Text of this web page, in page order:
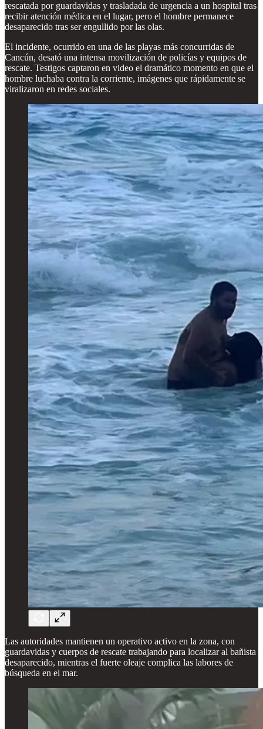
rescatada por guardavidas y trasladada de urgencia a un hospital tras
recibir atención médica en el lugar, pero el hombre permanece
desaparecido tras ser engullido por las olas.
El incidente, ocurrido en una de las playas más concurridas de
Cancún, desató una intensa movilización de policías y equipos de
rescate. Testigos captaron en video el dramático momento en que el
hombre luchaba contra la corriente, imágenes que rápidamente se
viralizaron en redes sociales.
Las autoridades mantienen un operativo activo en la zona, con
guardavidas y cuerpos de rescate trabajando para localizar al bañista
desaparecido, mientras el fuerte oleaje complica las labores de
búsqueda en el mar.